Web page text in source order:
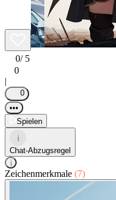
0/ 5
0
|
0
•••
Spielen
i
Chat-Abzugsregel
i
Zeichenmerkmale (7)